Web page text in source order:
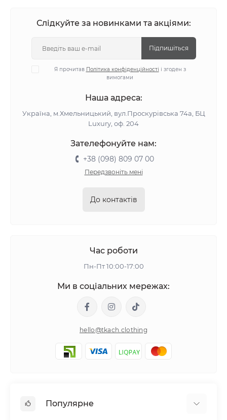
Слідкуйте за новинками та акціями:
Підпишіться
Я прочитав Політика конфіденційності і згоден з
вимогами
Наша адреса:
Україна, м.Хмельницький, вул.Проскурівська 74а, БЦ
Luxury, оф. 204
Зателефонуйте нам:
+38 (098) 809 07 00
Передзвоніть мені
До контактів
Час роботи
Пн-Пт 10:00-17:00
Ми в соціальних мережах:
hello@tkach.clothing
Популярне